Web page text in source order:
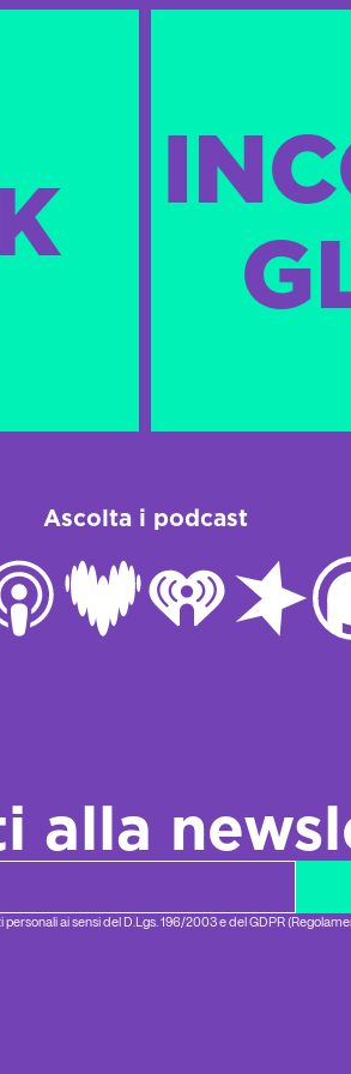
Ascolta i podcast
alla
ai sensi del D.Lgs. 196/2003 e del GDPR